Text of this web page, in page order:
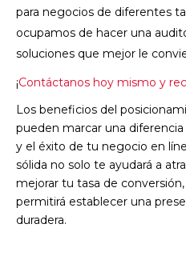
para negocios de diferentes
ocupamos de hacer una
soluciones que mejor le
¡Contáctanos hoy mismo y
Los beneficios del
pueden marcar una
y el éxito de tu negocio en
sólida no solo te ayudará a
mejorar tu tasa de
permitirá establecer una
duradera.